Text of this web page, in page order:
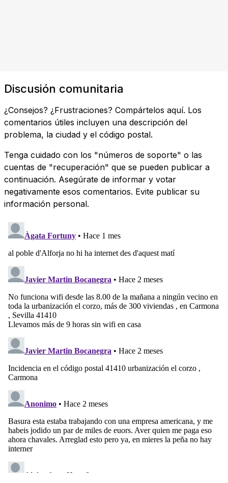
Discusión comunitaria
¿Consejos? ¿Frustraciones? Compártelos aquí. Los
comentarios útiles incluyen una descripción del
problema, la ciudad y el código postal.
Tenga cuidado con los "números de soporte" o las
cuentas de "recuperación" que se pueden publicar a
continuación. Asegúrate de informar y votar
negativamente esos comentarios. Evite publicar su
información personal.